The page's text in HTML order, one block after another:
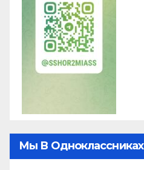
Мы В Одноклассниках